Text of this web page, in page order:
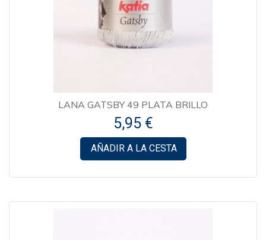
LANA GATSBY 49 PLATA BRILLO
5,95 €
AÑADIR A LA CESTA